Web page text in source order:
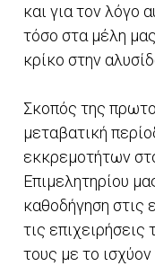
και για τον λόγο
τόσο στα μέλη
κρίκο στην
Σκοπός της
μεταβατική
εκκρεμοτήτων
Επιμελητηρίου
καθοδήγηση στις
τις
τους με το